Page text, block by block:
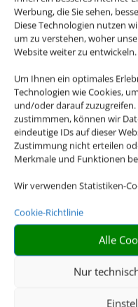
Werbung, die Sie sehen,
Diese Technologien nutzen
um zu verstehen, woher
Website weiter zu entwickeln.
Um Ihnen ein optimales
Technologien wie Cookies,
und/oder darauf zuzugreifen.
zustimmmen, können wir
eindeutige IDs auf dieser
Zustimmung nicht erteilen
Merkmale und Funktionen
Wir verwenden Statistiken-
Cookie-Richtlinie
Alle
Nur
Luther
… wo der